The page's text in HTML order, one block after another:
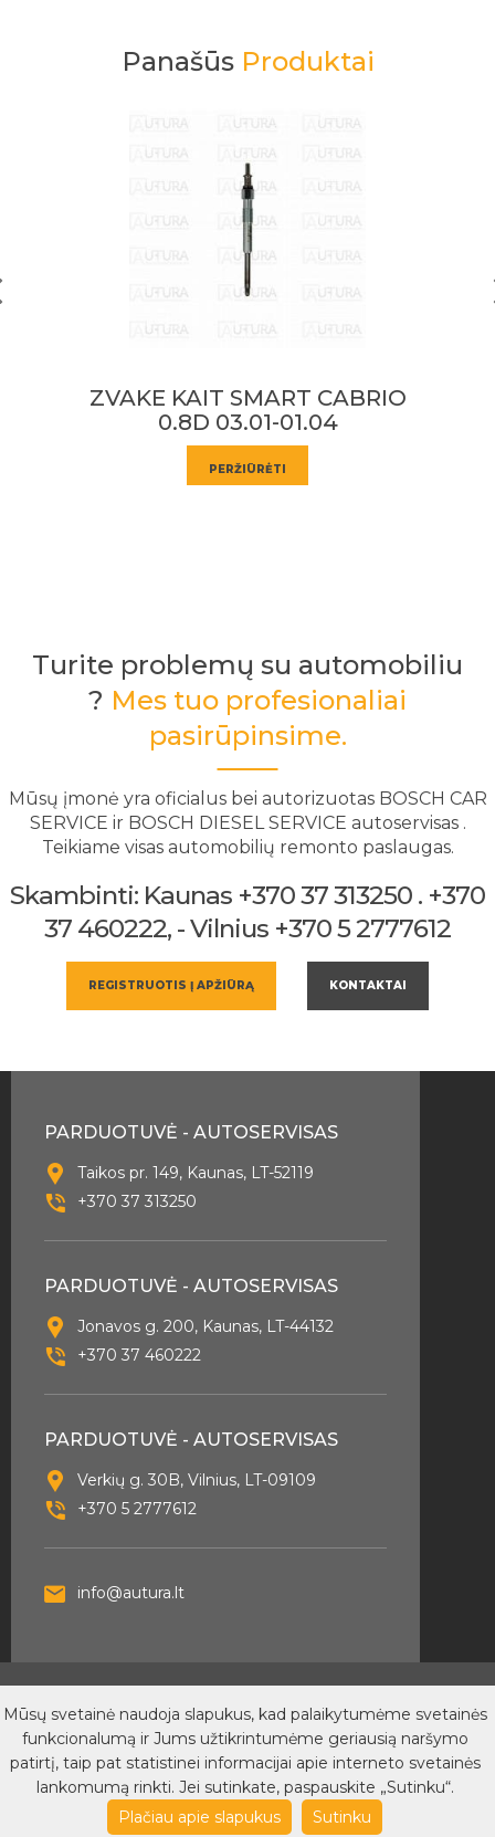
Panašūs Produktai
ZVAKE KAIT SMART CABRIO
0.8D 03.01-01.04
PERŽIŪRĖTI
Turite problemų su automobiliu
? Mes tuo profesionaliai
pasirūpinsime.
Mūsų įmonė yra oficialus bei autorizuotas BOSCH CAR
SERVICE ir BOSCH DIESEL SERVICE autoservisas .
Teikiame visas automobilių remonto paslaugas.
Skambinti: Kaunas +370 37 313250 . +370
37 460222, - Vilnius +370 5 2777612
REGISTRUOTIS Į APŽIŪRĄ KONTAKTAI
PARDUOTUVĖ - AUTOSERVISAS
Taikos pr. 149, Kaunas, LT-52119
+370 37 313250
PARDUOTUVĖ - AUTOSERVISAS
Jonavos g. 200, Kaunas, LT-44132
+370 37 460222
PARDUOTUVĖ - AUTOSERVISAS
Verkių g. 30B, Vilnius, LT-09109
+370 5 2777612
info@autura.lt
SubconIT
Dėl PVM sąskaitų išrašymo
Privatumo taisyklės
Pirkimo
taisyklės
Mūsų svetainė naudoja slapukus, kad palaikytumėme svetainės
funkcionalumą ir Jums užtikrintumėme geriausią naršymo
patirtį, taip pat statistinei informacijai apie interneto svetainės
lankomumą rinkti. Jei sutinkate, paspauskite „Sutinku“.
Plačiau apie slapukus
Sutinku